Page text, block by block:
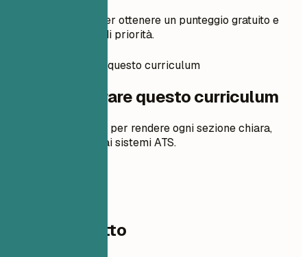
Aggiungi il tuo CV per ottenere un punteggio gratuito e
modifiche in ordine di priorità.
Come preparare questo curriculum
Come preparare questo curriculum
Suggerimenti pratici per rendere ogni sezione chiara,
pertinente e adatta ai sistemi ATS.
Dati di contatto